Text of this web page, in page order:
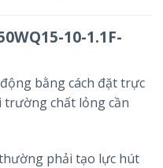
10-1.1F-
bằng cách đặt trực
chất lỏng cần
phải tạo lực hút